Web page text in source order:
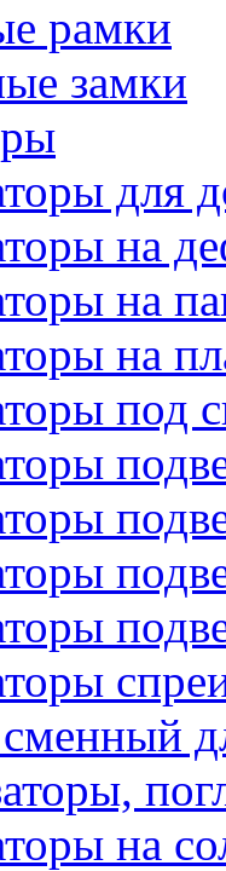
рамки
замки
для
на
на
на
под
на